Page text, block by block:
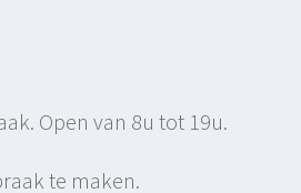
Open van 8u tot 19u.
te maken.